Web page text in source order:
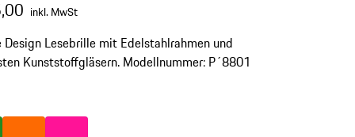
inkl. MwSt
Design Lesebrille mit Edelstahlrahmen und
Kunststoffgläsern. Modellnummer: P´8801
grün
Farbe orange
Farbe pink